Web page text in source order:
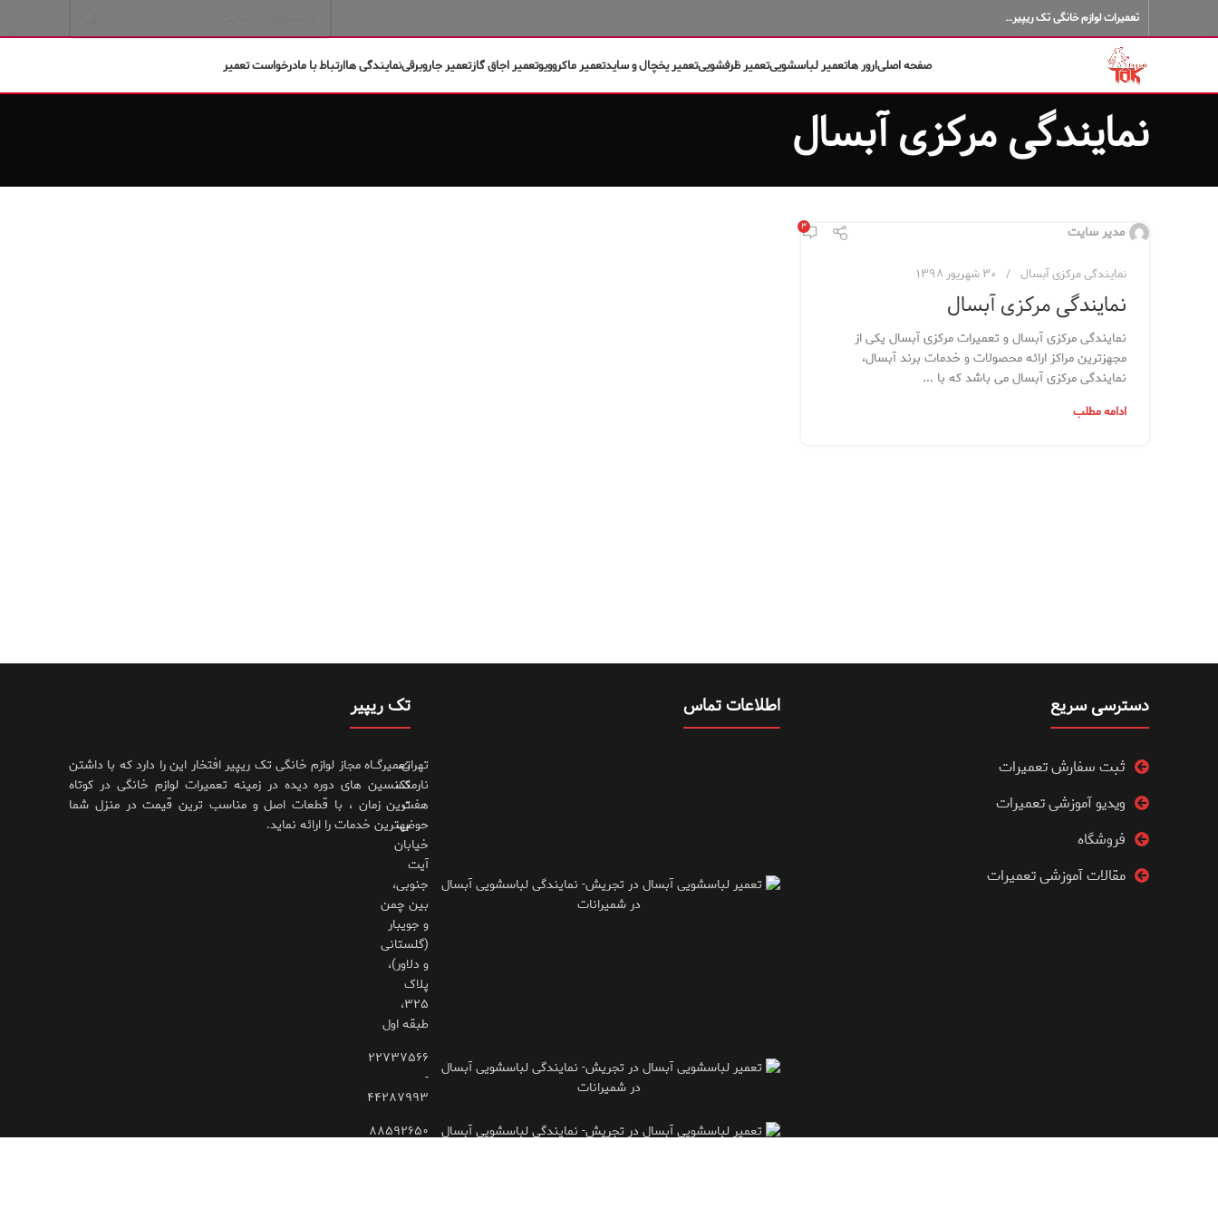
تعمیرات لوازم خانگی تک ریپیر…
صفحه اصلیارور هاتعمیر لباسشوییتعمیر ظرفشوییتعمیر یخچال و سایدتعمیر ماکروویوتعمیر اجاق گازتعمیر جاروبرقینمایندگی هاارتباط با مادرخواست تعمیر
نمایندگی مرکزی آبسال
مدیر سایت ۳
نمایندگی مرکزی آبسال ۳۰ شهریور ۱۳۹۸
نمایندگی مرکزی آبسال
نمایندگی مرکزی آبسال و تعمیرات مرکزی آبسال یکی از
مجهزترین مراکز ارائه محصولات و خدمات برند آبسال،
نمایندگی مرکزی آبسال می باشد که با ...
ادامه مطلب
تک ریپیر
تعمیرگــاه مجاز لوازم خانگی تک ریپیر افتخار این را دارد که با داشتن
تکنسین های دوره دیده در زمینه تعمیرات لوازم خانگی در کوتاه
ترین زمان ، با قطعات اصل و مناسب ترین قیمت در منزل شما
بهترین خدمات را ارائه نماید.
اطلاعات تماس
تهران،
نارمک،
هفت
حوض،
خیابان
آیت
جنوبی،
بین چمن
و جویبار
(گلستانی
و دلاور)،
پلاک
۳۲۵،
طبقه اول
۲۲۷۳۷۵۶۶
-
۴۴۲۸۷۹۹۳
۸۸۵۹۲۶۵۰
دسترسی سریع
ثبت سفارش تعمیرات
ویدیو آموزشی تعمیرات
فروشگاه
مقالات آموزشی تعمیرات